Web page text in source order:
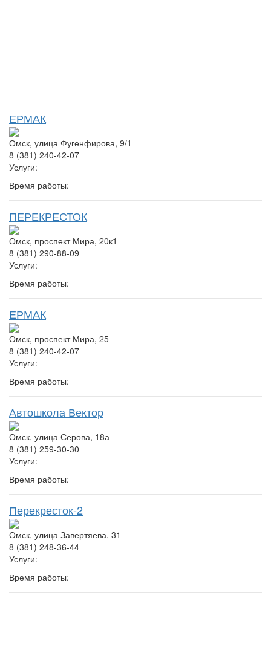
ЕРМАК
Омск, улица Фугенфирова, 9/1
8 (381) 240-42-07
Услуги:
Время работы:
ПЕРЕКРЕСТОК
Омск, проспект Мира, 20к1
8 (381) 290-88-09
Услуги:
Время работы:
ЕРМАК
Омск, проспект Мира, 25
8 (381) 240-42-07
Услуги:
Время работы:
Автошкола Вектор
Омск, улица Серова, 18а
8 (381) 259-30-30
Услуги:
Время работы:
Перекресток-2
Омск, улица Завертяева, 31
8 (381) 248-36-44
Услуги:
Время работы: